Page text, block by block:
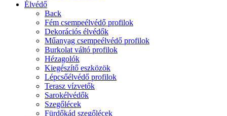
Élvédő
Back
Fém csempeélvédő profilok
Dekorációs élvédők
Műanyag csempeélvédő profilok
Burkolat váltó profilok
Hézagolók
Kiegészítő eszközök
Lépcsőélvédő profilok
Terasz vízvetők
Sarokélvédők
Szegőlécek
Fürdőkád szegőlécek